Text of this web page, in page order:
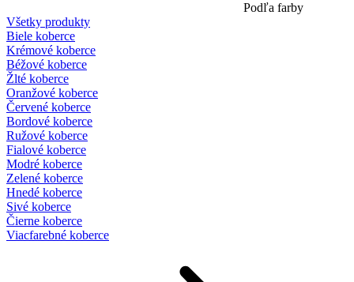
Podľa farby
Všetky produkty
Biele koberce
Krémové koberce
Béžové koberce
Žlté koberce
Oranžové koberce
Červené koberce
Bordové koberce
Ružové koberce
Fialové koberce
Modré koberce
Zelené koberce
Hnedé koberce
Sivé koberce
Čierne koberce
Viacfarebné koberce